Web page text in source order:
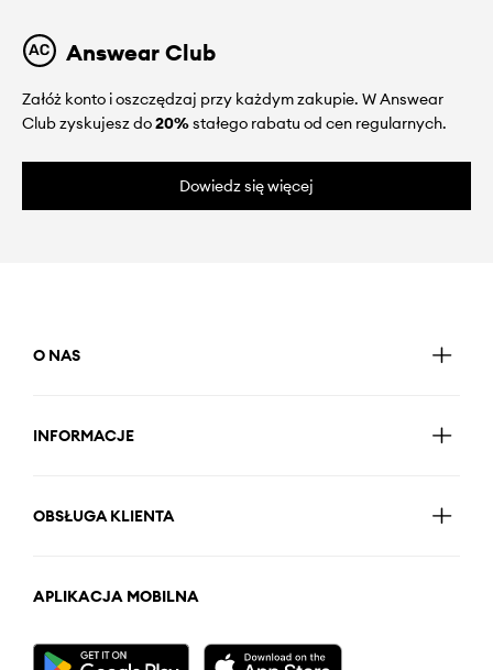
Answear Club
Załóż konto i oszczędzaj przy każdym zakupie. W Answear
Club zyskujesz do20%stałego rabatu od cen regularnych.
Dowiedz się więcej
O NAS
INFORMACJE
OBSŁUGA KLIENTA
APLIKACJA MOBILNA